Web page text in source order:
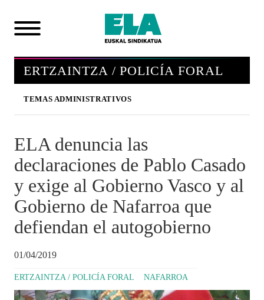
ERTZAINTZA / POLICÍA FORAL
TEMAS ADMINISTRATIVOS
ELA denuncia las
declaraciones de Pablo Casado
y exige al Gobierno Vasco y al
Gobierno de Nafarroa que
defiendan el autogobierno
01/04/2019
ERTZAINTZA / POLICÍA FORAL NAFARROA